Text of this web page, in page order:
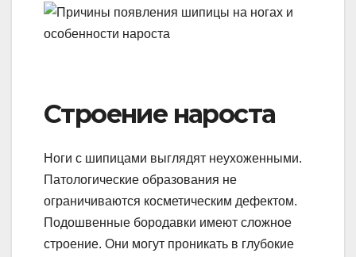
Строение нароста
Ноги с шипицами выглядят неухоженными.
Патологические образования не
ограничиваются косметическим дефектом.
Подошвенные бородавки имеют сложное
строение. Они могут проникать в глубокие